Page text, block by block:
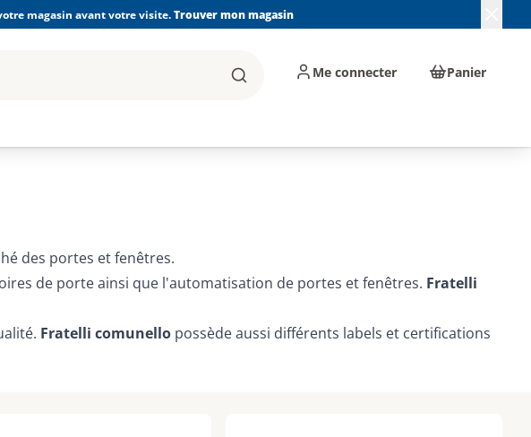
magasin avant votre visite.Trouver mon magasin
Rechercher
Me connecter Panier
des portes et fenêtres.
de porte ainsi que l'automatisation de portes et fenêtres. Fratelli
Fratelli comunello possède aussi différents labels et certifications